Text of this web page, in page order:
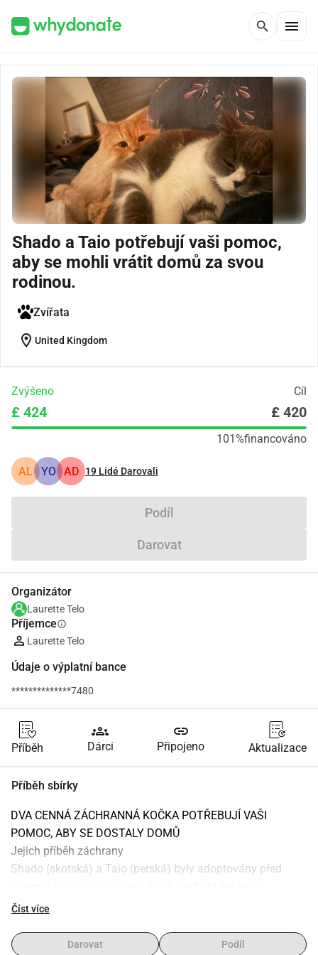
search menu
Shado a Taio potřebují vaši pomoc,
aby se mohli vrátit domů za svou
rodinou.
Zvířata
location_on United Kingdom
Zvýšeno Cíl
£ 424 £ 420
101%financováno
AL YO AD 19 Lidé Darovali
Podíl
Darovat
Organizátor
Laurette Telo
Příjemceinfo
Laurette Telo
Údaje o výplatní bance
**************7480
Příběh
groups
Dárci
link
Připojeno Aktualizace
Příběh sbírky
DVA CENNÁ ZÁCHRANNÁ KOČKA POTŘEBUJÍ VAŠI
POMOC, ABY SE DOSTALY DOMŮ
Jejich příběh záchrany
Shado (skotská) a Taio (perská) byly adoptovány před
adoptivní rodič prochází finanční krizí, zejména kvůli válce
vrátit do Egypta, ale finančně to nezvládá a nemůže si
Číst více
Darovat Podíl